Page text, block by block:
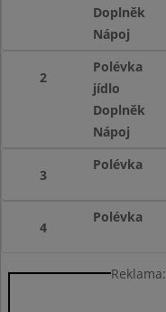
Doplněk
Nápoj
2
Polévka
jídlo
Doplněk
Nápoj
3
Polévka
4
Polévka
Reklama: